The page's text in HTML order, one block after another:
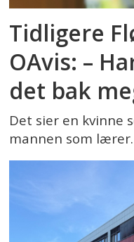
Tidligere
OAvis: –
det bak
Det sier en kvinne
mannen som lærer.